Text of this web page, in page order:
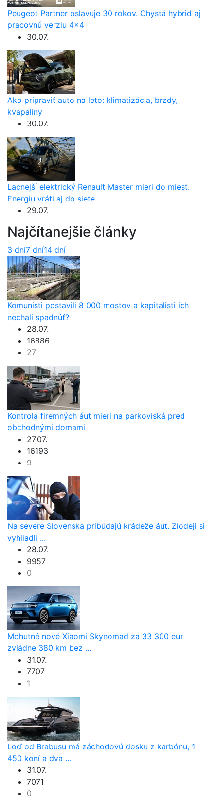
Peugeot Partner oslavuje 30 rokov. Chystá hybrid aj
pracovnú verziu 4×4
30.07.
Ako pripraviť auto na leto: klimatizácia, brzdy,
kvapaliny
30.07.
Lacnejší elektrický Renault Master mieri do miest.
Energiu vráti aj do siete
29.07.
Najčítanejšie články
3 dni7 dní14 dní
Komunisti postavili 8 000 mostov a kapitalisti ich
nechali spadnúť?
28.07.
16886
27
Kontrola firemných áut mieri na parkoviská pred
obchodnými domami
27.07.
16193
9
Na severe Slovenska pribúdajú krádeže áut. Zlodeji si
vyhliadli ...
28.07.
9957
0
Mohutné nové Xiaomi Skynomad za 33 300 eur
zvládne 380 km bez ...
31.07.
7707
1
Loď od Brabusu má záchodovú dosku z karbónu, 1
450 koní a dva ...
31.07.
7071
0